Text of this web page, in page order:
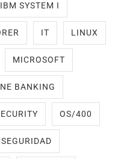
IBM SYSTEM I
IT LINUX
MICROSOFT
BANKING
OS/400
SEGURIDAD